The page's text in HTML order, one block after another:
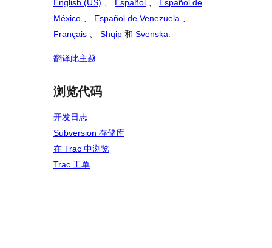
English (US) 、 Español 、
Español de
México 、 Español de Venezuela 、
Français 、 Shqip 和 Svenska.
翻译此主题
浏览代码
开发日志
Subversion 存储库
在 Trac 中浏览
Trac 工单